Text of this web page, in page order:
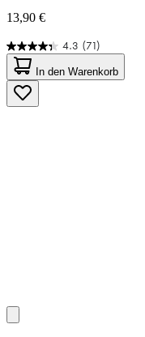
13,90 €
4.3 (71)
4.3
von
5
Sternen.
71
In den Warenkorb